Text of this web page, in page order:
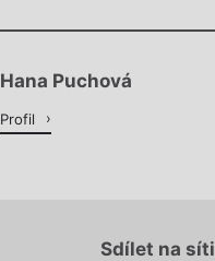
Hana Puchová
Profil
Sdílet na síti